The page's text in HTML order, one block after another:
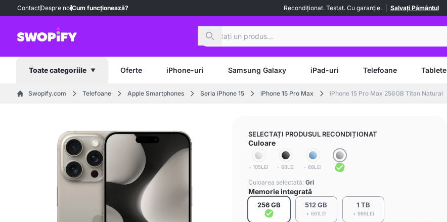
ContactDespre noiCum funcționează? Recondiționat. Testat. Cu garanție. Salvați Pământul
Toate categoriile Oferte iPhone-uri Samsung Galaxy iPad-uri Telefoane Tablete
Swopify.com Telefoane Apple Smartphones Seria iPhone 15 iPhone 15 Pro Max iPhone 15 Pro Max 256GB Titan Natural
SELECTAȚI PRODUSUL RECONDIȚIONAT
Culoare
- 105LEI - 68LEI - 68LEI
Culoarea selectată:Gri
Memorie integrată
256 GB 512 GB
+ 661LEI
1 TB
+ 986LEI